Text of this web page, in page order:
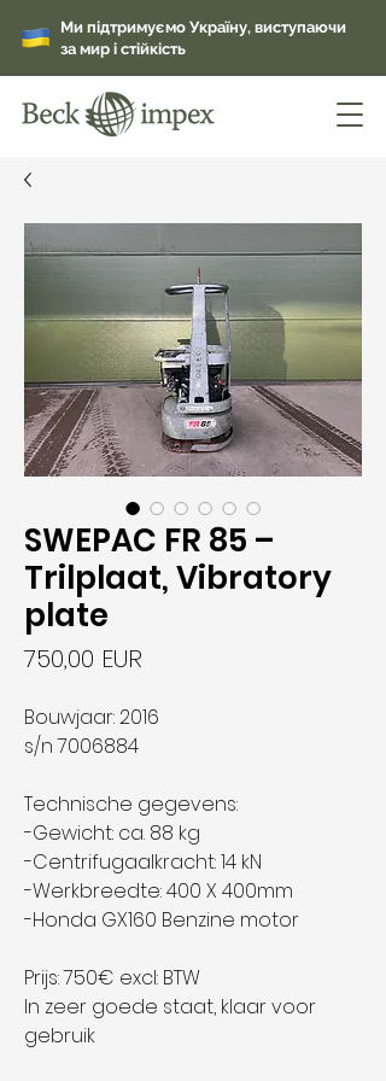
Ми підтримуємо Україну, виступаючи
за мир і стійкість
SWEPAC FR 85 –
Trilplaat, Vibratory
plate
750,00 EUR
Bouwjaar: 2016
s/n 7006884
Technische gegevens:
-Gewicht: ca. 88 kg
-Centrifugaalkracht: 14 kN
-Werkbreedte: 400 X 400mm
-Honda GX160 Benzine motor
Prijs: 750€ excl: BTW
In zeer goede staat, klaar voor
gebruik